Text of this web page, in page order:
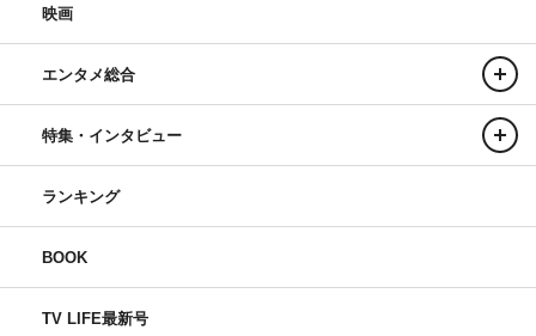
映画
エンタメ総合
特集・インタビュー
ランキング
BOOK
TV LIFE最新号